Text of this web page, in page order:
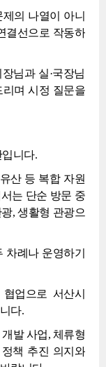
의 나열이 아니
결선으로 작동하
님과 실·국장님
며 시정 질문을
니다.
산 등 복합 자원
는 단순 방문 중
, 생활형 관광으
례나 운영하기
업으로 서산시
다.
발 사업, 체류형
책 추진 의지와